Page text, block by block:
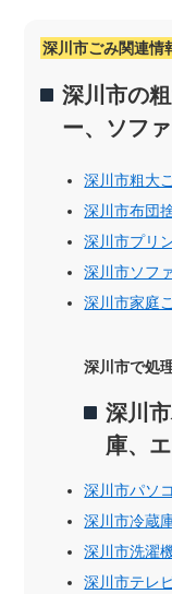
深川市ごみ関連情
深川市の
ー、ソフ
深川市粗大
深川市布団
深川市プリ
深川市ソフ
深川市家庭
深川市で処
深川
庫、
深川市パソ
深川市冷蔵
深川市洗濯
深川市テレ